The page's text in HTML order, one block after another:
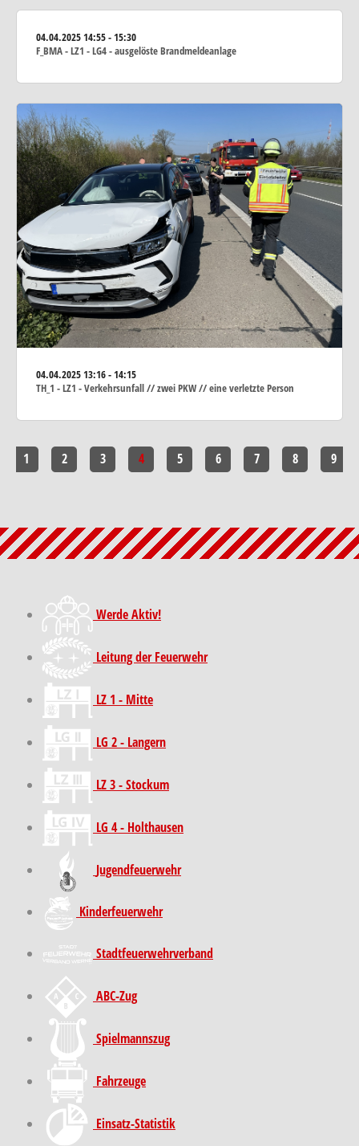
04.04.202514:55 - 15:30
F_BMA - LZ1 - LG4 - ausgelöste Brandmeldeanlage
04.04.202513:16 - 14:15
TH_1 - LZ1 - Verkehrsunfall // zwei PKW // eine verletzte Person
1 2 3 4 5 6 7 8 9
Werde Aktiv!
Leitung der Feuerwehr
LZ 1 - Mitte
LG 2 - Langern
LZ 3 - Stockum
LG 4 - Holthausen
Jugendfeuerwehr
Kinder­feuer­wehr
Stadt­feuer­wehr­verband
ABC-Zug
Spielmannszug
Fahrzeuge
Einsatz-Statistik